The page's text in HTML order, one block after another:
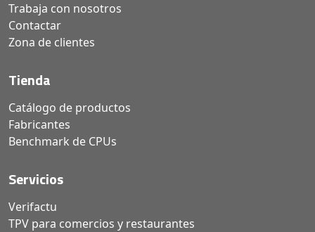
Trabaja con nosotros
Contactar
Zona de clientes
Tienda
Catálogo de productos
Fabricantes
Benchmark de CPUs
Servicios
Verifactu
TPV para comercios y restaurantes